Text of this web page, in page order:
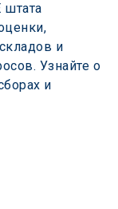
штата
и
Узнайте о
и